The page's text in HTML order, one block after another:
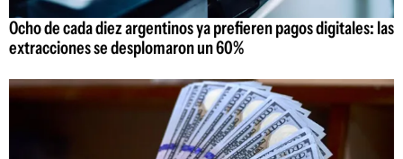
Ocho de cada diez argentinos ya prefieren pagos digitales: las
extracciones se desplomaron un 60%